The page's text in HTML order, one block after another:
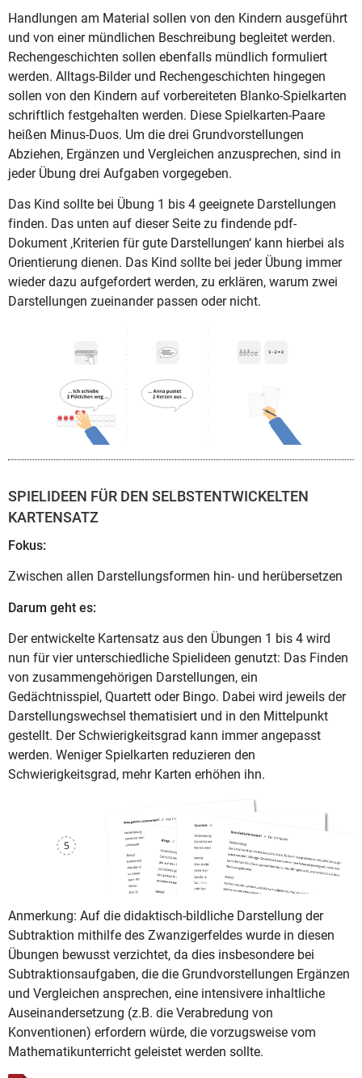
Handlungen am Material sollen von den Kindern ausgeführt
und von einer mündlichen Beschreibung begleitet werden.
Rechengeschichten sollen ebenfalls mündlich formuliert
werden. Alltags-Bilder und Rechengeschichten hingegen
sollen von den Kindern auf vorbereiteten Blanko-Spielkarten
schriftlich festgehalten werden. Diese Spielkarten-Paare
heißen Minus-Duos. Um die drei Grundvorstellungen
Abziehen, Ergänzen und Vergleichen anzusprechen, sind in
jeder Übung drei Aufgaben vorgegeben.
Das Kind sollte bei Übung 1 bis 4 geeignete Darstellungen
finden. Das unten auf dieser Seite zu findende pdf-
Dokument ‚Kriterien für gute Darstellungen‘ kann hierbei als
Orientierung dienen. Das Kind sollte bei jeder Übung immer
wieder dazu aufgefordert werden, zu erklären, warum zwei
Darstellungen zueinander passen oder nicht.
SPIELIDEEN FÜR DEN SELBSTENTWICKELTEN
KARTENSATZ
Fokus:
Zwischen allen Darstellungsformen hin- und herübersetzen
Darum geht es:
Der entwickelte Kartensatz aus den Übungen 1 bis 4 wird
nun für vier unterschiedliche Spielideen genutzt: Das Finden
von zusammengehörigen Darstellungen, ein
Gedächtnisspiel, Quartett oder Bingo. Dabei wird jeweils der
Darstellungswechsel thematisiert und in den Mittelpunkt
gestellt. Der Schwierigkeitsgrad kann immer angepasst
werden. Weniger Spielkarten reduzieren den
Schwierigkeitsgrad, mehr Karten erhöhen ihn.
Anmerkung: Auf die didaktisch-bildliche Darstellung der
Subtraktion mithilfe des Zwanzigerfeldes wurde in diesen
Übungen bewusst verzichtet, da dies insbesondere bei
Subtraktionsaufgaben, die die Grundvorstellungen Ergänzen
und Vergleichen ansprechen, eine intensivere inhaltliche
Auseinandersetzung (z.B. die Verabredung von
Konventionen) erfordern würde, die vorzugsweise vom
Mathematikunterricht geleistet werden sollte.